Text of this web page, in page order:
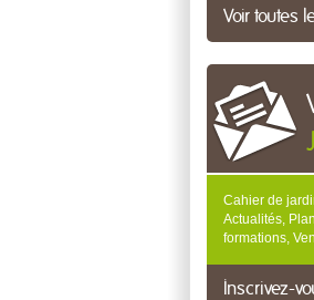
Voir toutes
Cahier de
Actualités,
formations,
Inscrivez-